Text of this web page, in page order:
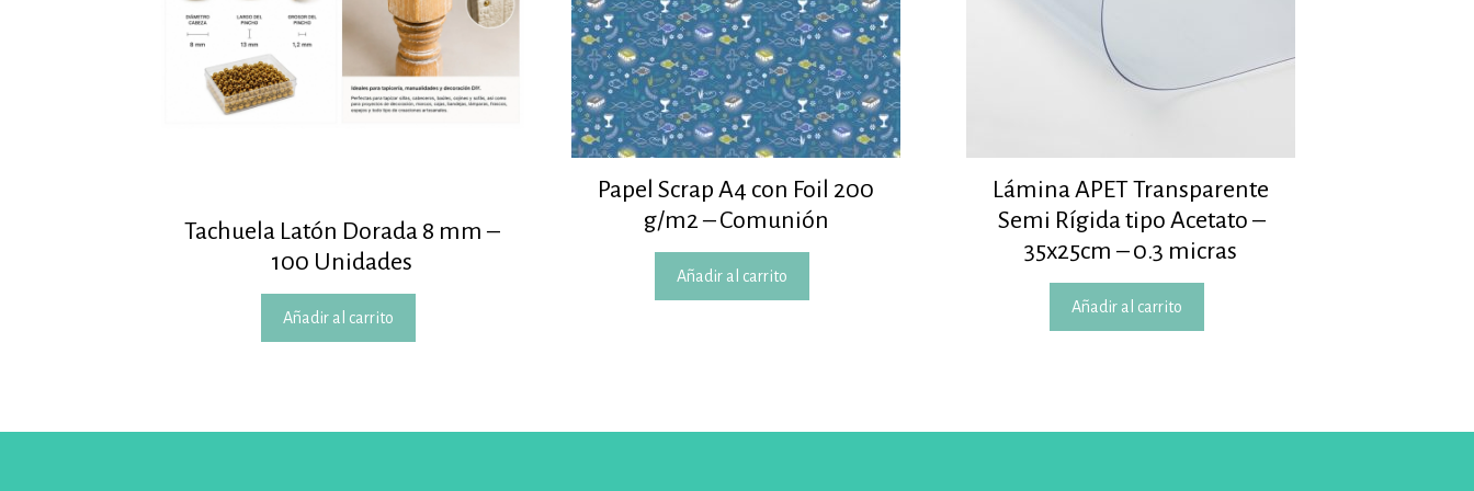
Tachuela Latón Dorada 8 mm –
100 Unidades
Añadir al carrito
Papel Scrap A4 con Foil 200
g/m2 – Comunión
Añadir al carrito
Lámina APET Transparente
Semi Rígida tipo Acetato –
35x25cm – 0.3 micras
Añadir al carrito